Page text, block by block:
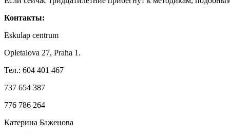
Контакты:
Eskulap centrum
Opletalova 27, Praha 1.
Тел.: 604 401 467
737 654 387
776 786 264
Катерина Баженова